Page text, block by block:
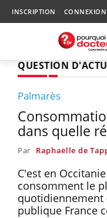
INSCRIPTION CONNEXION
QUESTION D'ACTU
Palmarès
dans quelle
Par Raphaëlle de
C'est en
consomment le
quotidiennement
publique France